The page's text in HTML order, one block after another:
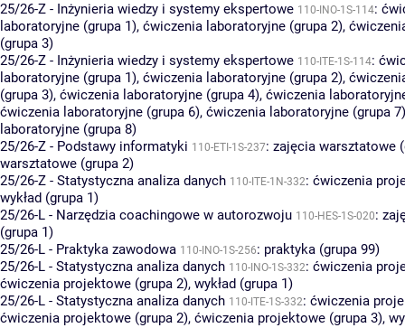
25/26-Z - Inżynieria wiedzy i systemy ekspertowe 110-INO-1S-114:
laboratoryjne (grupa 1), ćwiczenia laboratoryjne (grupa 2),
(grupa 3)
25/26-Z - Inżynieria wiedzy i systemy ekspertowe 110-ITE-1S-114:
laboratoryjne (grupa 1), ćwiczenia laboratoryjne (grupa 2),
(grupa 3), ćwiczenia laboratoryjne (grupa 4), ćwiczenia
ćwiczenia laboratoryjne (grupa 6), ćwiczenia laboratoryjne (grupa 7)
laboratoryjne (grupa 8)
25/26-Z - Podstawy informatyki 110-ETI-1S-237: zajęcia warsztatowe
warsztatowe (grupa 2)
25/26-Z - Statystyczna analiza danych 110-ITE-1N-332: ćwiczenia
wykład (grupa 1)
25/26-L - Narzędzia coachingowe w autorozwoju 110-HES-1S-020:
(grupa 1)
25/26-L - Praktyka zawodowa 110-INO-1S-256: praktyka (grupa 99)
25/26-L - Statystyczna analiza danych 110-INO-1S-332: ćwiczenia
ćwiczenia projektowe (grupa 2), wykład (grupa 1)
25/26-L - Statystyczna analiza danych 110-ITE-1S-332: ćwiczenia
ćwiczenia projektowe (grupa 2), ćwiczenia projektowe (grupa 3),